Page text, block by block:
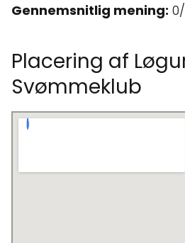
Gennemsnitlig mening:
Placering af
Svømmeklub